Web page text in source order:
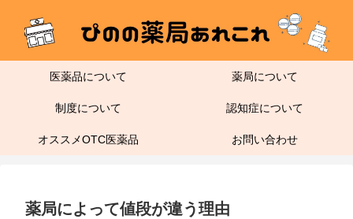
医薬品について 薬局について
制度について 認知症について
オススメOTC医薬品 お問い合わせ
薬局によって値段が違う理由